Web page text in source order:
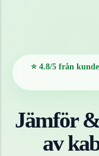
⭐ 4.8/5 från
Jämför
av